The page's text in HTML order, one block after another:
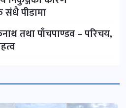
संधै पीडामा
तथा पाँचपाण्डव – परिचय,